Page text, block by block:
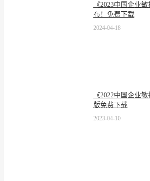
《2023中国企业
布！免费下载
2024-04-18
《2022中国企业
版免费下载
2023-04-10